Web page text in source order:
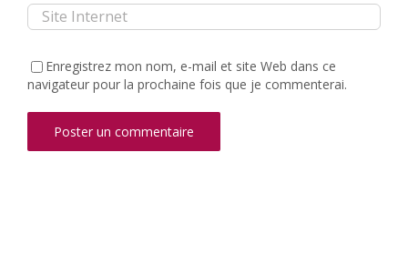
Enregistrez mon nom, e-mail et site Web dans ce
navigateur pour la prochaine fois que je commenterai.